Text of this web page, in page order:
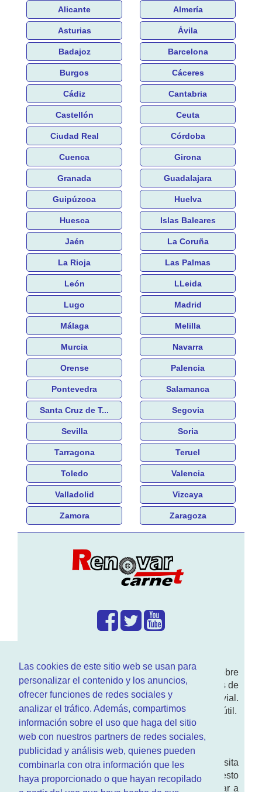
Las cookies de este sitio web se usan para
personalizar el contenido y los anuncios,
ofrecer funciones de redes sociales y
analizar el tráfico. Además, compartimos
información sobre el uso que haga del sitio
web con nuestros partners de redes sociales,
publicidad y análisis web, quienes pueden
combinarla con otra información que les
haya proporcionado o que hayan recopilado
Alicante Almería
Asturias Ávila
Badajoz Barcelona
Burgos Cáceres
Cádiz Cantabria
Castellón Ceuta
Ciudad Real Córdoba
Cuenca Girona
Granada Guadalajara
Guipúzcoa Huelva
Huesca Islas Baleares
Jaén La Coruña
La Rioja Las Palmas
León LLeida
Lugo Madrid
Málaga Melilla
Murcia Navarra
Orense Palencia
Pontevedra Salamanca
Santa Cruz de T... Segovia
Sevilla Soria
Tarragona Teruel
Toledo Valencia
Valladolid Vizcaya
Zamora Zaragoza
Enwww.RenovarCarnet.comTe contamos sobre
larenovación del permisode conducir, noticias de
actualidad motor y sobre todo seguridad vial.
Ademas tenemos todo tipo de información DGT útil.
¿Quienes somos?
Quieres saber quien mantiene la pagina, visita
nuestrasección de contacto. Aquí tienes nuesto
aviso legal
. Basicamente no queremos engañar a